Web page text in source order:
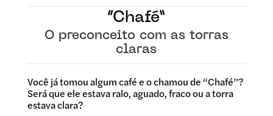
“Chafé”
O preconceito com as torras
claras
Você já tomou algum café e o chamou de “Chafé”?
Será que ele estava ralo, aguado, fraco ou a torra
estava clara?